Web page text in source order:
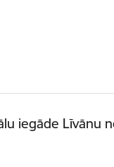
iegāde Līvānu